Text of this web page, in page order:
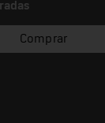
Comprar